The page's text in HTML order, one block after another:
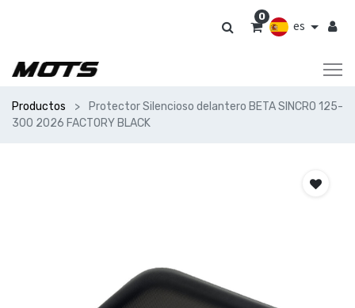
es
0
Productos
Protector Silencioso delantero BETA SINCRO 125-
300 2026 FACTORY BLACK